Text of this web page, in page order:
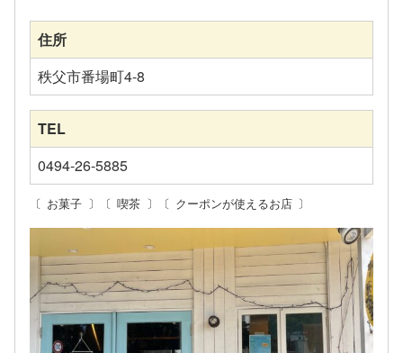
お菓子 喫茶 クーポンが使えるお店
住所
秩父市番場町4-8
TEL
0494-26-5885